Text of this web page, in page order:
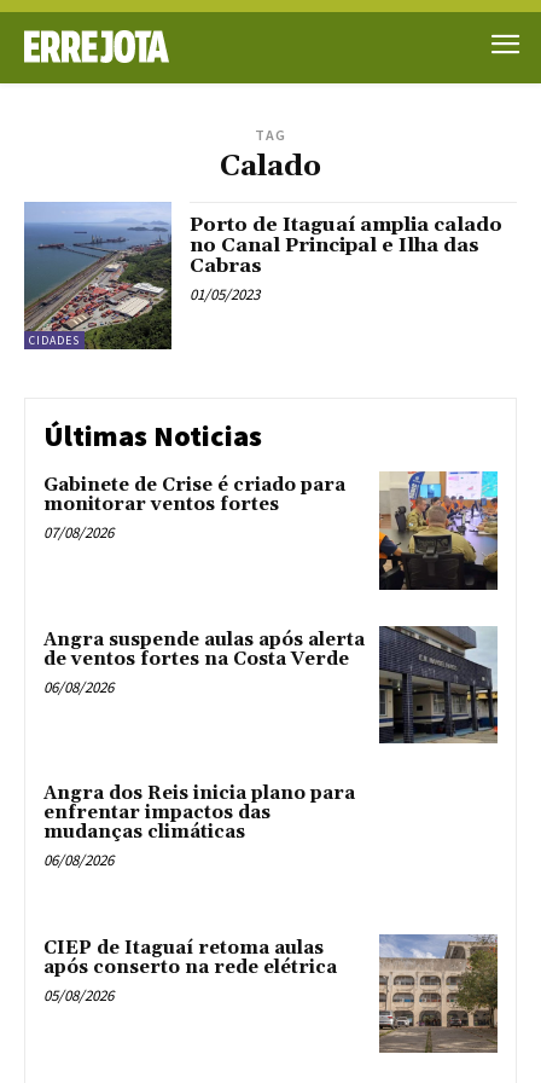
TAG
Calado
CIDADES
Porto de Itaguaí amplia calado
no Canal Principal e Ilha das
Cabras
01/05/2023
Últimas Noticias
Gabinete de Crise é criado para
monitorar ventos fortes
07/08/2026
Angra suspende aulas após alerta
de ventos fortes na Costa Verde
06/08/2026
Angra dos Reis inicia plano para
enfrentar impactos das
mudanças climáticas
06/08/2026
CIEP de Itaguaí retoma aulas
após conserto na rede elétrica
05/08/2026